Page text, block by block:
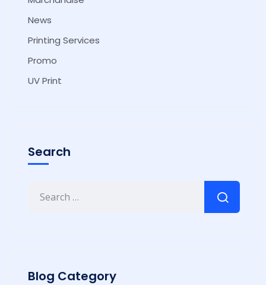
News
Printing Services
Promo
UV Print
Search
Blog Category